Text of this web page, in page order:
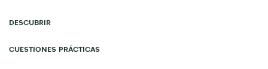
DESCUBRIR
CUESTIONES PRÁCTICAS